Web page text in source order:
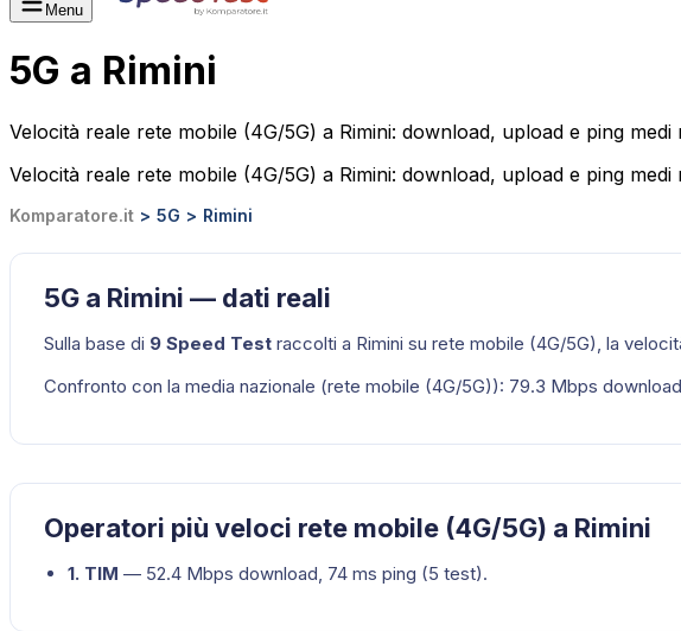
Menu
5G a Rimini
Velocità reale rete mobile (4G/5G) a Rimini: download, upload e ping
Velocità reale rete mobile (4G/5G) a Rimini: download, upload e ping
Komparatore.it 5G Rimini
5G a Rimini — dati reali
Sulla base di 9 Speed Test raccolti a Rimini su rete mobile (4G/5G), la
Confronto con la media nazionale (rete mobile (4G/5G)): 79.3 Mbps
Operatori più veloci rete mobile (4G/5G) a Rimini
1. TIM — 52.4 Mbps download, 74 ms ping (5 test).